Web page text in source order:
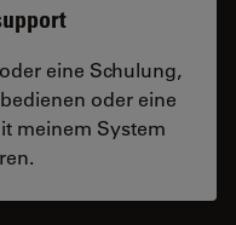
eine Schulung,
oder eine
meinem System